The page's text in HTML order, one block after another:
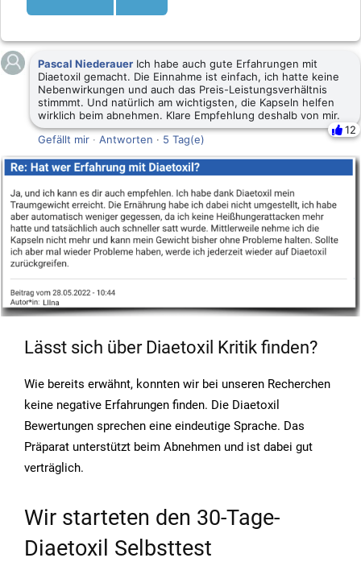
Pascal Niederauer Ich habe auch gute Erfahrungen mit
Diaetoxil gemacht. Die Einnahme ist einfach, ich hatte keine
Nebenwirkungen und auch das Preis-Leistungsverhältnis
stimmmt. Und natürlich am wichtigsten, die Kapseln helfen
wirklich beim abnehmen. Klare Empfehlung deshalb von mir.
12
Gefällt mir · Antworten · 5 Tag(e)
Lässt sich über Diaetoxil Kritik finden?
Wie bereits erwähnt, konnten wir bei unseren Recherchen
keine negative Erfahrungen finden. Die Diaetoxil
Bewertungen sprechen eine eindeutige Sprache. Das
Präparat unterstützt beim Abnehmen und ist dabei gut
verträglich.
Wir starteten den 30-Tage-
Diaetoxil Selbsttest